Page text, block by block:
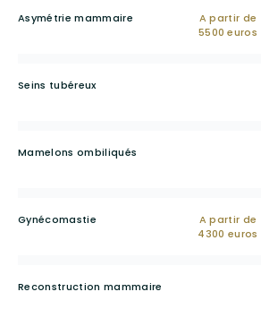
Asymétrie mammaire
A partir de
5500 euros
Seins tubéreux
Mamelons ombiliqués
Gynécomastie
A partir de
4300 euros
Reconstruction mammaire